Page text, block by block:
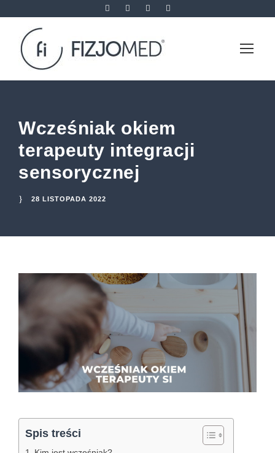
Wcześniak okiem
terapeuty integracji
sensorycznej
28 LISTOPADA 2022
Spis treści